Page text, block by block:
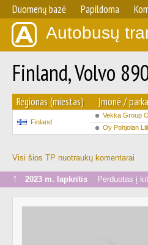
Duomenų bazė Papildoma
Autobusų
Finland, Volvo
Regionas (miestas) Įmonė /
Finland
Vekka Group
Oy Pohjolan
Visi šios TP nuotraukų komentarai
↑ 2023 m. lapkritis Perduotas į